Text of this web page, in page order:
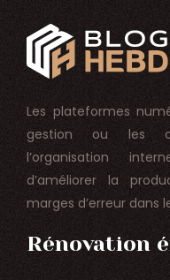
Les plateformes
gestion ou les
l’organisation
d’améliorer la
marges d’erreur dans
Rénovation